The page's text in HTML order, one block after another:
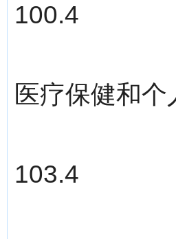
100.4
医疗保健和个
103.4